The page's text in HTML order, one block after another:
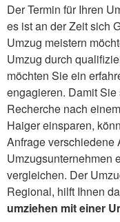
Der Termin für Ihren
es ist an der Zeit sich
Umzug meistern
Umzug durch
möchten Sie ein
engagieren. Damit
Recherche nach
Haiger einsparen,
Anfrage verschiedene
Umzugsunternehmen
vergleichen. Der
Regional, hilft Ihnen
umziehen mit einer